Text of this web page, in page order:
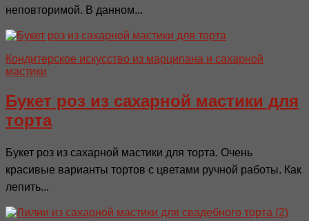
неповторимой. В данном...
Кондитерское искусство из марципана и сахарной
мастики
Букет роз из сахарной мастики для
торта
Букет роз из сахарной мастики для торта. Очень
красивые варианты тортов с цветами ручной работы. Как
лепить...